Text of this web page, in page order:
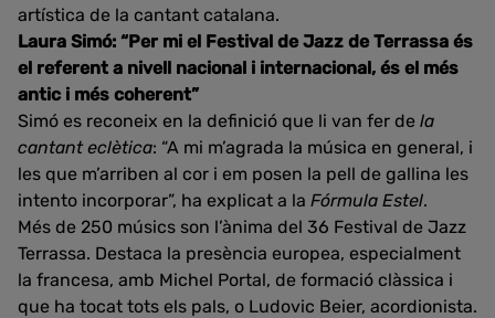
artística de la cantant catalana.
Laura Simó: “Per mi el Festival de Jazz de Terrassa és
el referent a nivell nacional i internacional, és el més
antic i més coherent”
Simó es reconeix en la definició que li van fer de la
cantant eclètica: “A mi m’agrada la música en general, i
les que m’arriben al cor i em posen la pell de gallina les
intento incorporar”, ha explicat a la Fórmula Estel.
Més de 250 músics son l’ànima del 36 Festival de Jazz
Terrassa. Destaca la presència europea, especialment
la francesa, amb Michel Portal, de formació clàssica i
que ha tocat tots els pals, o Ludovic Beier, acordionista.